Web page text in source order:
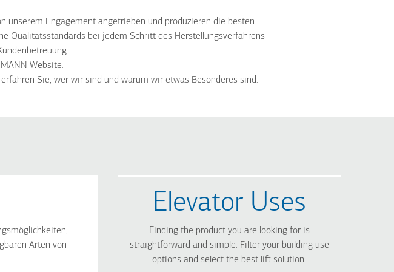
unserem Engagement angetrieben und produzieren die besten
Qualitätsstandards bei jedem Schritt des Herstellungsverfahrens
Website.
Sie, wer wir sind und warum wir etwas Besonderes sind.
Arten von
Elevator Uses
Finding the product you are looking for is
straightforward and simple. Filter your building use
options and select the best lift solution.